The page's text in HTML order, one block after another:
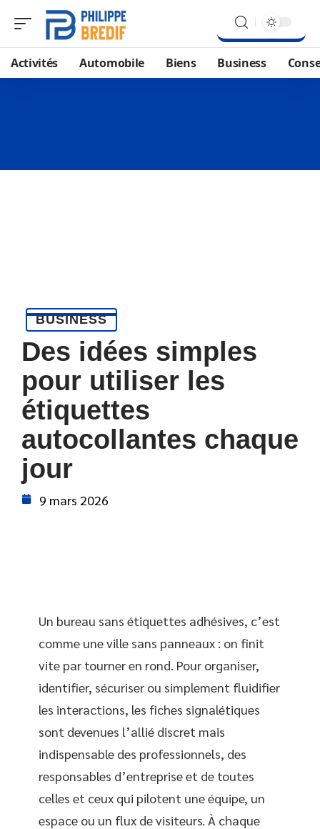
Activités Automobile Biens Business
BUSINESS
Des idées simples
pour utiliser les
étiquettes
autocollantes chaque
jour
9 mars 2026
Un bureau sans étiquettes adhésives, c’est
comme une ville sans panneaux : on finit
vite par tourner en rond. Pour organiser,
identifier, sécuriser ou simplement fluidifier
les interactions, les fiches signalétiques
sont devenues l’allié discret mais
indispensable des professionnels, des
responsables d’entreprise et de toutes
celles et ceux qui pilotent une équipe, un
espace ou un flux de visiteurs. À chaque